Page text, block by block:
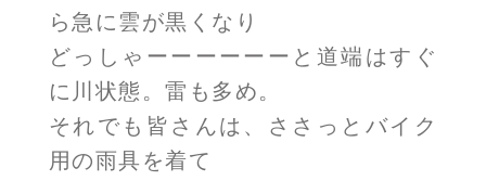
ら急に雲が黒くなり
どっしゃーーーーーーと道端はすぐ
に川状態。雷も多め。
それでも皆さんは、ささっとバイク
用の雨具を着て